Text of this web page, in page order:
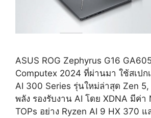
ASUS ROG Zephyrus G16
Computex 2024 ที่ผ่านมา ใช้สเปก
AI 300 Series รุ่นใหม่ล่าสุด Zen 5,
พลัง รองรับงาน AI โดย XDNA มีค่า
TOPs อย่าง Ryzen AI 9 HX 370 แ